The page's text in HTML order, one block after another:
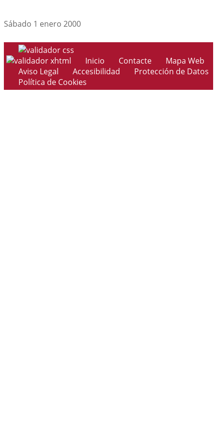
Sábado 1 enero 2000
Inicio Contacte
Mapa Web
Aviso Legal
Accesibilidad
Protección de Datos
Política de Cookies